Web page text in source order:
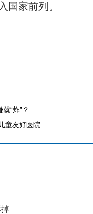
国家前列。
“炸”？
童友好医院